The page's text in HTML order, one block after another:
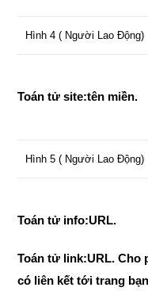
Hình 4 ( Người Lao Động)
Toán tử site:tên miền.
Hình 5 ( Người Lao Động)
Toán tử info:URL.
Toán tử link:URL. Cho
có liên kết tới trang